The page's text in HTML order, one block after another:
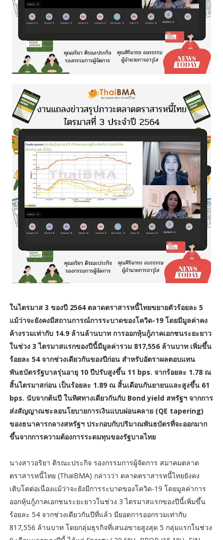
ในไตรมาส 3 ของปี 2564 ตลาดตราสารหนี้ไทยขยายตัวร้อยละ 5
แม้ว่าจะยังคงมีสถานการณ์การระบาดของโควิด-19 โดยมีมูลค่าคง
ค้างรวมเท่ากับ 14.9 ล้านล้านบาท การออกหุ้นกู้ภาคเอกชนระยะยาว
ในช่วง 3 ไตรมาสแรกของปีนี้มีมูลค่ารวม 817,556 ล้านบาท เพิ่มขึ้น
ร้อยละ 54 จากช่วงเดียวกันของปีก่อน สำหรับอัตราผลตอบแทน
พันธบัตรรัฐบาลรุ่นอายุ 10 ปีปรับสูงขึ้น 11 bps. จากร้อยละ 1.78 ณ
สิ้นไตรมาสก่อน เป็นร้อยละ 1.89 ณ สิ้นเดือนกันยายนและสูงขึ้น 61
bps. นับจากต้นปี ในทิศทางเดียวกันกับ Bond yield สหรัฐฯ จากการ
ส่งสัญญาณชะลอนโยบายการเงินแบบผ่อนคลาย (QE tapering)
ของธนาคารกลางสหรัฐฯ ประกอบกับปริมาณพันธบัตรที่จะออกมาก
ขึ้นจากการความต้องการระดมทุนของรัฐบาลไทย
นางสาวอริยา ติรณะประกิจ รองกรรมการผู้จัดการ สมาคมตลาด
ตราสารหนี้ไทย (ThaiBMA) กล่าวว่า ตลาดตราสารหนี้ไทยยังคง
เติบโตต่อเนื่องแม้ว่าจะยังมีการระบาดของโควิด-19 โดยมูลค่าการ
ออกหุ้นกู้ภาคเอกชนระยะยาวในช่วง 3 ไตรมาสแรกของปีนี้เพิ่มขึ้น
ร้อยละ 54 จากช่วงเดียวกันปีที่แล้ว มียอดการออกรวมเท่ากับ
817,556 ล้านบาท โดยกลุ่มธุรกิจที่เสนอขายสูงสุด 5 กลุ่มแรกในช่วง